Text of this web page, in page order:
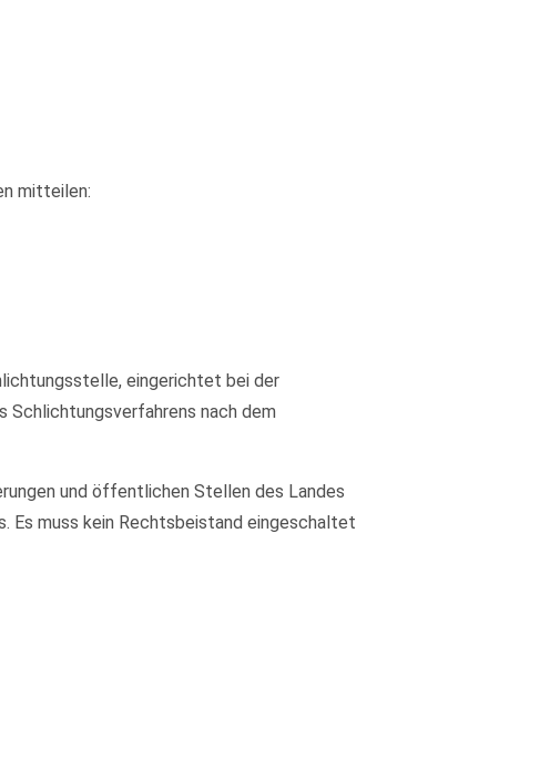
mitteilen:
eingerichtet bei der
Schlichtungsverfahrens nach dem
und öffentlichen Stellen des Landes
Es muss kein Rechtsbeistand eingeschaltet